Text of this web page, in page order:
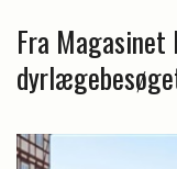
Fra Magasinet